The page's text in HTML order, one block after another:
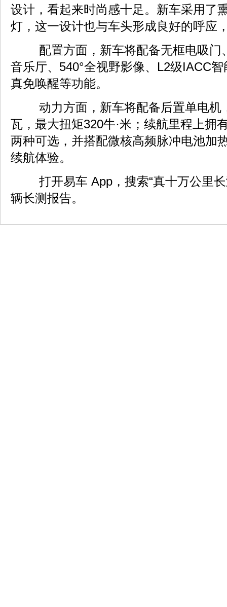
设计，看起来时尚感十足。新车采用了
灯，这一设计也与车头形成良好的呼应
配置方面，新车将配备无框电吸门
音乐厅、540°全视野影像、L2级IACC
真免唤醒等功能。
动力方面，新车将配备后置单电机
瓦，最大扭矩320牛·米；续航里程上拥
两种可选，并搭配微核高频脉冲电池加
续航体验。
打开易车 App，搜索“真十万公里
辆长测报告。